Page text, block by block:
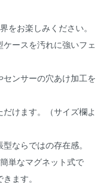
をお楽しみください。
ースを汚れに強いフェ
ンサーの穴あけ加工を
けます。（サイズ欄よ
ならではの存在感。
単なマグネット式で
ます。